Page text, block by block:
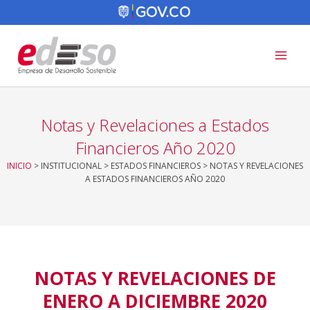
al
contenido
Notas y Revelaciones a Estados
Financieros Año 2020
INICIO > INSTITUCIONAL > ESTADOS FINANCIEROS > NOTAS Y REVELACIONES
A ESTADOS FINANCIEROS AÑO 2020
NOTAS Y REVELACIONES DE
ENERO A DICIEMBRE 2020